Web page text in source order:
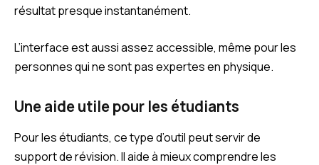
résultat presque instantanément.
L’interface est aussi assez accessible, même pour les
personnes qui ne sont pas expertes en physique.
Une aide utile pour les étudiants
Pour les étudiants, ce type d’outil peut servir de
support de révision. Il aide à mieux comprendre les